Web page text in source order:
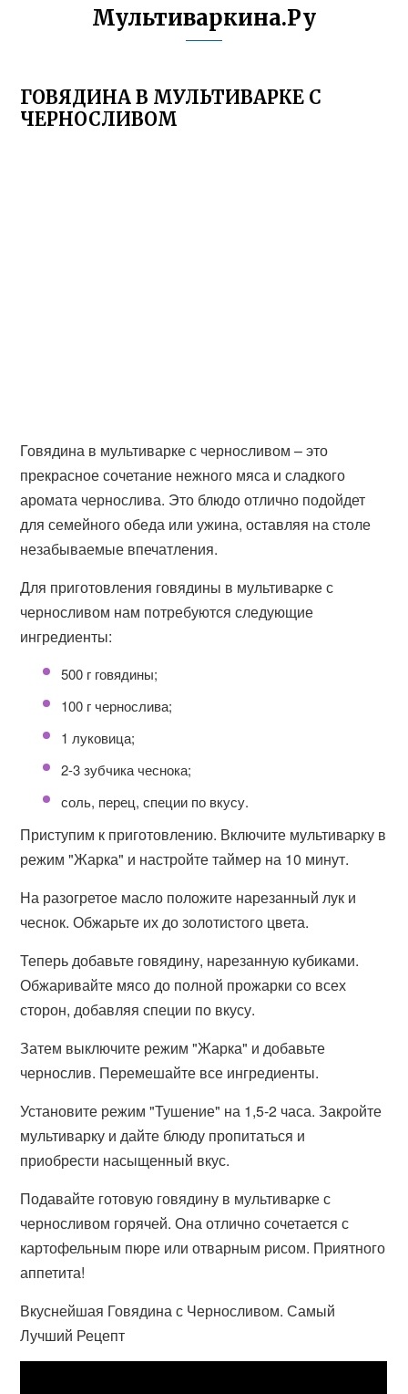
Мультиваркина.Ру
ГОВЯДИНА В МУЛЬТИВАРКЕ С
ЧЕРНОСЛИВОМ
Говядина в мультиварке с черносливом – это
прекрасное сочетание нежного мяса и сладкого
аромата чернослива. Это блюдо отлично подойдет
для семейного обеда или ужина, оставляя на столе
незабываемые впечатления.
Для приготовления говядины в мультиварке с
черносливом нам потребуются следующие
ингредиенты:
500 г говядины;
100 г чернослива;
1 луковица;
2-3 зубчика чеснока;
соль, перец, специи по вкусу.
Приступим к приготовлению. Включите мультиварку в
режим "Жарка" и настройте таймер на 10 минут.
На разогретое масло положите нарезанный лук и
чеснок. Обжарьте их до золотистого цвета.
Теперь добавьте говядину, нарезанную кубиками.
Обжаривайте мясо до полной прожарки со всех
сторон, добавляя специи по вкусу.
Затем выключите режим "Жарка" и добавьте
чернослив. Перемешайте все ингредиенты.
Установите режим "Тушение" на 1,5-2 часа. Закройте
мультиварку и дайте блюду пропитаться и
приобрести насыщенный вкус.
Подавайте готовую говядину в мультиварке с
черносливом горячей. Она отлично сочетается с
картофельным пюре или отварным рисом. Приятного
аппетита!
Вкуснейшая Говядина с Черносливом. Самый
Лучший Рецепт